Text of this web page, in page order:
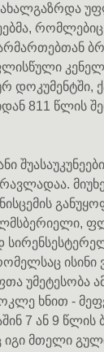
დოკუმენტში,
811 წლის
ისინი
უმეტესობა
ხნით -
7 ან 9
მთელი